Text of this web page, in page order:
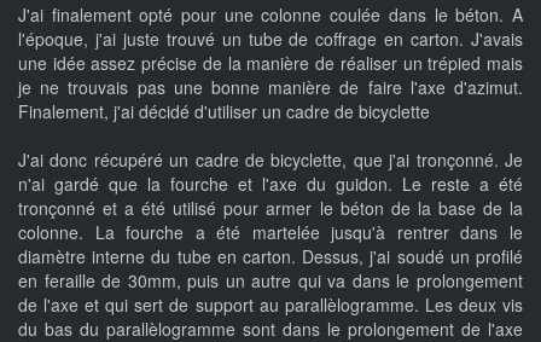
J'ai finalement opté pour une colonne coulée dans le béton. A
l'époque, j'ai juste trouvé un tube de coffrage en carton. J'avais
une idée assez précise de la manière de réaliser un trépied mais
je ne trouvais pas une bonne manière de faire l'axe d'azimut.
Finalement, j'ai décidé d'utiliser un cadre de bicyclette
J'ai donc récupéré un cadre de bicyclette, que j'ai tronçonné. Je
n'ai gardé que la fourche et l'axe du guidon. Le reste a été
tronçonné et a été utilisé pour armer le béton de la base de la
colonne. La fourche a été martelée jusqu'à rentrer dans le
diamètre interne du tube en carton. Dessus, j'ai soudé un profilé
en feraille de 30mm, puis un autre qui va dans le prolongement
de l'axe et qui sert de support au parallèlogramme. Les deux vis
du bas du parallèlogramme sont dans le prolongement de l'axe